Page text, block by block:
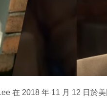
在 2018 年 11 月 12 日於